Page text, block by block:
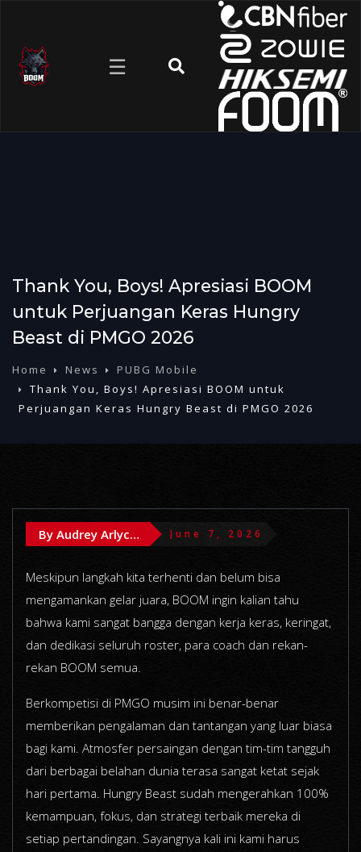
☰
Thank You, Boys! Apresiasi BOOM
untuk Perjuangan Keras Hungry
Beast di PMGO 2026
Home News
PUBG Mobile
Thank You, Boys! Apresiasi BOOM untuk
Perjuangan Keras Hungry Beast di PMGO 2026
By Audrey Arlychika June 7, 2026
Meskipun langkah kita terhenti dan belum bisa
mengamankan gelar juara, BOOM ingin kalian tahu
bahwa kami sangat bangga dengan kerja keras, keringat,
dan dedikasi seluruh roster, para coach dan rekan-
rekan BOOM semua.
Berkompetisi di PMGO musim ini benar-benar
memberikan pengalaman dan tantangan yang luar biasa
bagi kami. Atmosfer persaingan dengan tim-tim tangguh
dari berbagai belahan dunia terasa sangat ketat sejak
hari pertama. Hungry Beast sudah mengerahkan 100%
kemampuan, fokus, dan strategi terbaik mereka di
setiap pertandingan. Sayangnya kali ini kami harus